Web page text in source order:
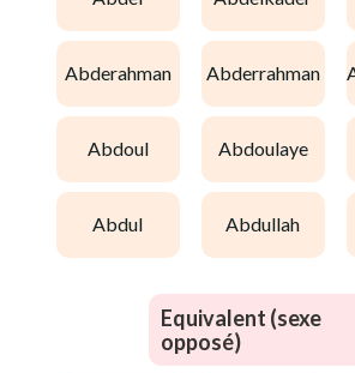
abderahman abderrahman
abdoul abdoulaye
abdul abdullah
Equivalent (sexe
opposé)